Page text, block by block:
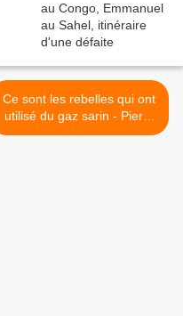
Ce sont les rebelles qui ont
utilisé du gaz sarin - Pierre
Piccinin de retour de Syrie -